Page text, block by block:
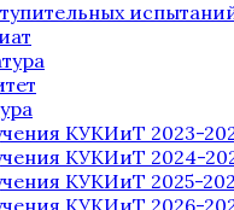
КУКИиТ 2023-
КУКИиТ 2024-
КУКИиТ 2025-
КУКИиТ 2026-